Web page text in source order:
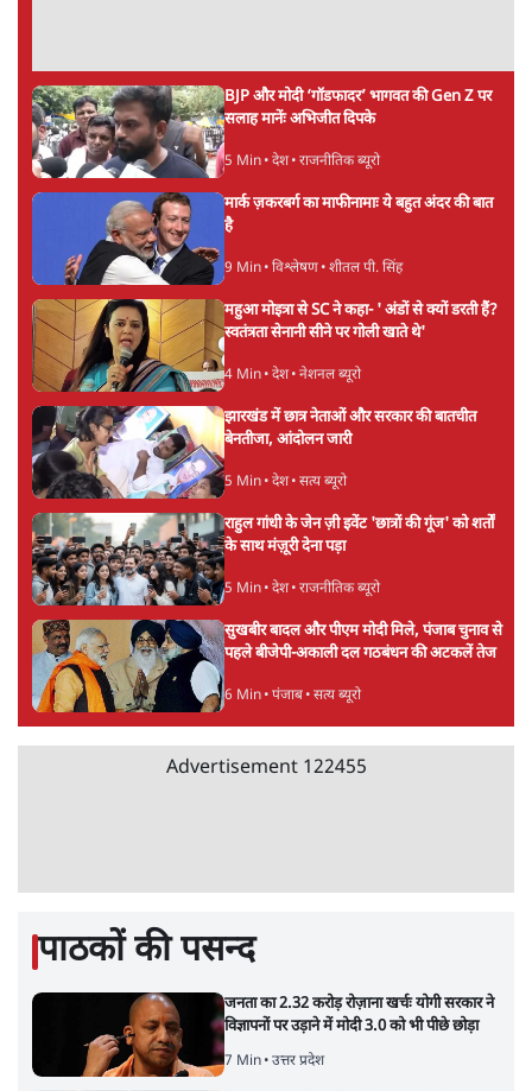
BJP और मोदी ‘गॉडफादर’ भागवत की Gen Z पर
सलाह मानेंः अभिजीत दिपके
5 Min• देश• राजनीतिक ब्यूरो
मार्क ज़करबर्ग का माफीनामाः ये बहुत अंदर की बात
है
9 Min• विश्लेषण• शीतल पी. सिंह
महुआ मोइत्रा से SC ने कहा- ' अंडों से क्यों डरती हैं?
स्वतंत्रता सेनानी सीने पर गोली खाते थे'
4 Min• देश• नेशनल ब्यूरो
झारखंड में छात्र नेताओं और सरकार की बातचीत
बेनतीजा, आंदोलन जारी
5 Min• देश• सत्य ब्यूरो
राहुल गांधी के जेन ज़ी इवेंट 'छात्रों की गूंज' को शर्तों
के साथ मंज़ूरी देना पड़ा
5 Min• देश• राजनीतिक ब्यूरो
सुखबीर बादल और पीएम मोदी मिले, पंजाब चुनाव से
पहले बीजेपी-अकाली दल गठबंधन की अटकलें तेज
6 Min• पंजाब• सत्य ब्यूरो
Advertisement 122455
पाठकों की पसन्द
जनता का 2.32 करोड़ रोज़ाना खर्चः योगी सरकार ने
विज्ञापनों पर उड़ाने में मोदी 3.0 को भी पीछे छोड़ा
7 Min• उत्तर प्रदेश